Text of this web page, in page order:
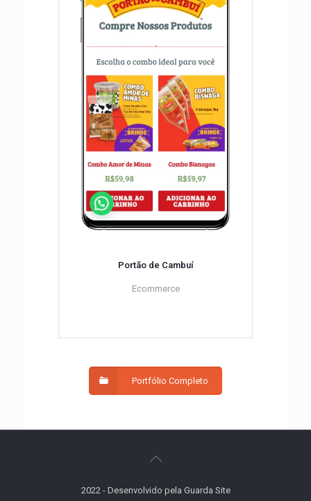
Portão de Cambuí
Ecommerce
Portfólio Completo
2022 - Desenvolvido pela Guarda Site